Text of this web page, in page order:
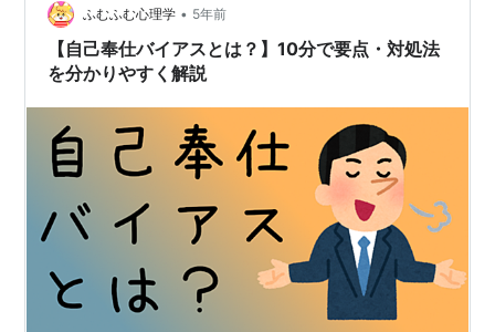
自己呈示は、他人に与える印象を意識的に管理すること
も含みます。自分自身を有利…
ふむふむ心理学 • 5年前
【自己奉仕バイアスとは？】10分で要点・対処法
を分かりやすく解説